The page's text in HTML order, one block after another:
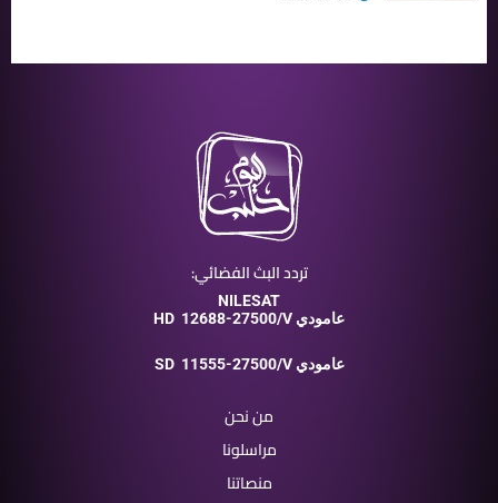
تردد البث الفضائي:
NILESAT
HD
12688-27500/V عامودي
SD 11555-27500/V عامودي
من نحن
مراسلونا
منصاتنا